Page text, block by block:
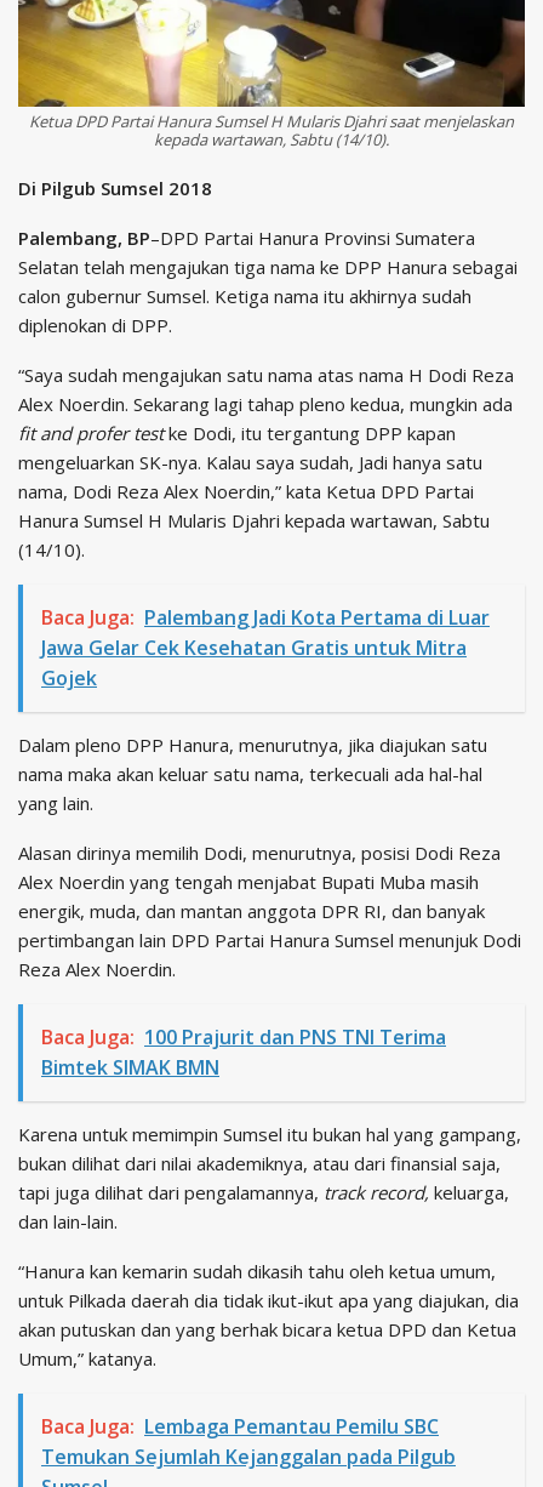
Ketua DPD Partai Hanura Sumsel H Mularis Djahri saat menjelaskan
kepada wartawan, Sabtu (14/10).
Di Pilgub Sumsel 2018
Palembang, BP–DPD Partai Hanura Provinsi Sumatera
Selatan telah mengajukan tiga nama ke DPP Hanura sebagai
calon gubernur Sumsel. Ketiga nama itu akhirnya sudah
diplenokan di DPP.
“Saya sudah mengajukan satu nama atas nama H Dodi Reza
Alex Noerdin. Sekarang lagi tahap pleno kedua, mungkin ada
fit and profer testke Dodi, itu tergantung DPP kapan
mengeluarkan SK-nya. Kalau saya sudah, Jadi hanya satu
nama, Dodi Reza Alex Noerdin,” kata Ketua DPD Partai
Hanura Sumsel H Mularis Djahri kepada wartawan, Sabtu
(14/10).
Baca Juga: Palembang Jadi Kota Pertama di Luar
Jawa Gelar Cek Kesehatan Gratis untuk Mitra
Gojek
Dalam pleno DPP Hanura, menurutnya, jika diajukan satu
nama maka akan keluar satu nama, terkecuali ada hal-hal
yang lain.
Alasan dirinya memilih Dodi, menurutnya, posisi Dodi Reza
Alex Noerdin yang tengah menjabat Bupati Muba masih
energik, muda, dan mantan anggota DPR RI, dan banyak
pertimbangan lain DPD Partai Hanura Sumsel menunjuk Dodi
Reza Alex Noerdin.
Baca Juga: 100 Prajurit dan PNS TNI Terima
Bimtek SIMAK BMN
Karena untuk memimpin Sumsel itu bukan hal yang gampang,
bukan dilihat dari nilai akademiknya, atau dari finansial saja,
tapi juga dilihat dari pengalamannya, track record, keluarga,
dan lain-lain.
“Hanura kan kemarin sudah dikasih tahu oleh ketua umum,
untuk Pilkada daerah dia tidak ikut-ikut apa yang diajukan, dia
akan putuskan dan yang berhak bicara ketua DPD dan Ketua
Umum,” katanya.
Baca Juga: Lembaga Pemantau Pemilu SBC
Temukan Sejumlah Kejanggalan pada Pilgub